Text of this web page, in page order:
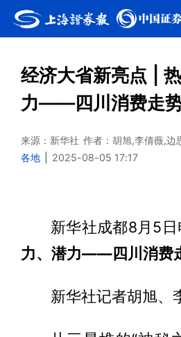
经济大省新亮点 |
力——四川消费走
来源：新华社 作者：胡旭,李倩薇,边
各地
2025-08-05 17:17
新华社成都8月5日
力、潜力——四川消费
新华社记者胡旭、